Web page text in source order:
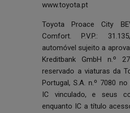
www.toyota.pt
Toyota Proace City
Comfort. P.V.P.:
automóvel sujeito a
Kreditbank GmbH n.º
reservado a viaturas da
Portugal, S.A. n.º 7080 no
IC vinculado, e seus
enquanto IC a título